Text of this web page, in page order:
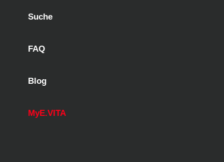
Suche
FAQ
Blog
MyE.VITA